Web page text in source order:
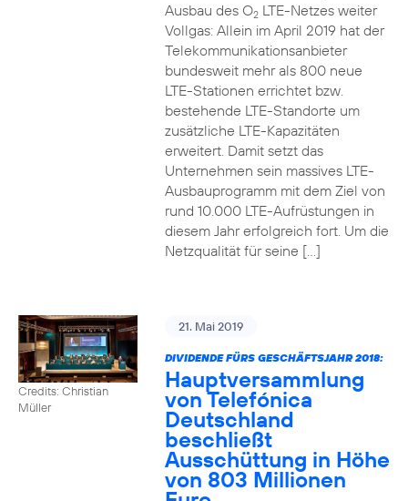
Ausbau des O2LTE-Netzes weiter
Vollgas: Allein im April 2019 hat der
Telekommunikationsanbieter
bundesweit mehr als 800 neue
LTE-Stationen errichtet bzw.
bestehende LTE-Standorte um
zusätzliche LTE-Kapazitäten
erweitert. Damit setzt das
Unternehmen sein massives LTE-
Ausbauprogramm mit dem Ziel von
rund 10.000 LTE-Aufrüstungen in
diesem Jahr erfolgreich fort. Um die
Netzqualität für seine […]
Credits: Christian
Müller
21. Mai 2019
DIVIDENDE FÜRS GESCHÄFTSJAHR 2018:
Hauptversammlung
von Telefónica
Deutschland
beschließt
Ausschüttung in Höhe
von 803 Millionen